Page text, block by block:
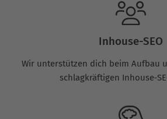
Inhouse-SEO
Wir unterstützen dich beim Aufbau
schlagkräftigen